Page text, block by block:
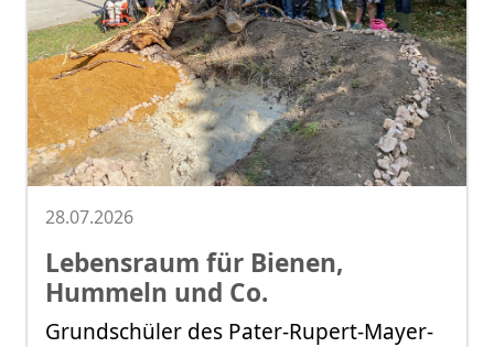
28.07.2026
Lebensraum für Bienen,
Hummeln und Co.
Grundschüler des Pater-Rupert-Mayer-